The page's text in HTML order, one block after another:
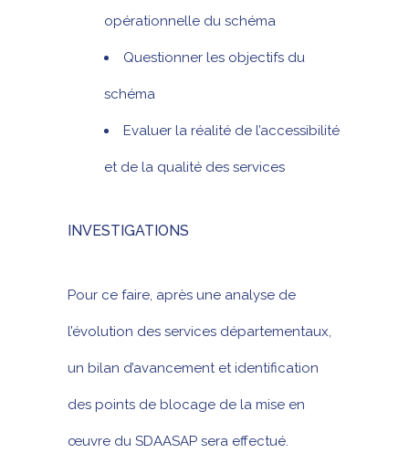
opérationnelle du schéma
Questionner les objectifs du
schéma
Evaluer la réalité de l’accessibilité
et de la qualité des services
INVESTIGATIONS
Pour ce faire, après une analyse de
l’évolution des services départementaux,
un bilan d’avancement et identification
des points de blocage de la mise en
œuvre du SDAASAP sera effectué.